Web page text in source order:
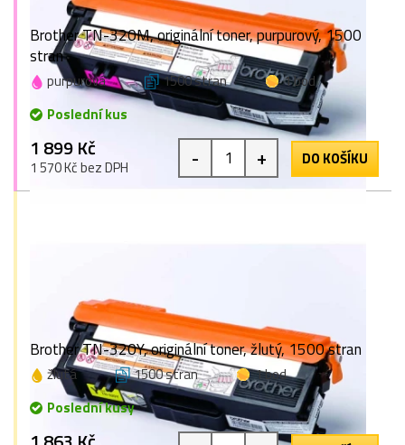
Brother TN-320M, originální toner, purpurový, 1500
stran
purpurová 1500 stran
1 bod
Poslední kus
1 899 Kč
1 570 Kč bez DPH - + DO KOŠÍKU
Brother TN-320Y, originální toner, žlutý, 1500 stran
žlutá 1500 stran
1 bod
Poslední kusy